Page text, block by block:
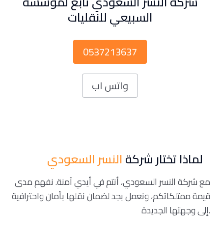
السبيعي للنقليات
0537213637
واتس اب
لماذا تختار شركةالنسر السعودي
مع شركة النسر السعودي، أنتم في أيدي آمنة. نفهم مدى
قيمة ممتلكاتكم، ونعمل بجد لضمان نقلها بأمان واحترافية
إلى وجهتها الجديدة.